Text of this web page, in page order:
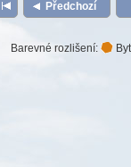
Předchozí
Barevné rozlišení: